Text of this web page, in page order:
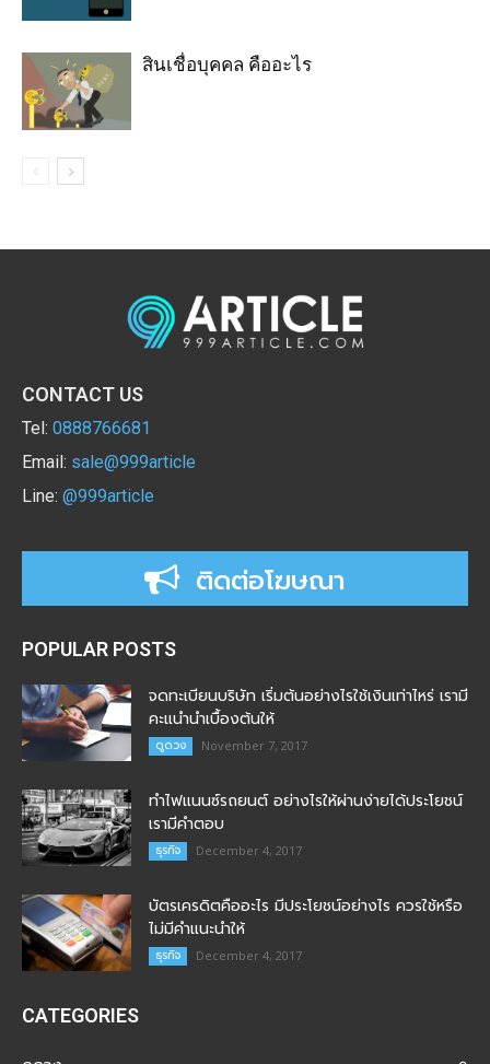
สินเชื่อบุคคล คืออะไร
CONTACT US
Tel: 0888766681
Email: sale@999article
Line: @999article
ติดต่อโฆษณา
POPULAR POSTS
จดทะเบียนบริษัท เริ่มต้นอย่างไรใช้เงินเท่าไหร่ เรามี
คะแนำนำเบื้องต้นให้
ดูดวง November 7, 2017
ทำไฟแนนซ์รถยนต์ อย่างไรให้ผ่านง่ายได้ประโยชน์
เรามีคำตอบ
ธุรกิจ December 4, 2017
บัตรเครดิตคืออะไร มีประโยชน์อย่างไร ควรใช้หรือ
ไม่มีคำแนะนำให้
ธุรกิจ December 4, 2017
CATEGORIES